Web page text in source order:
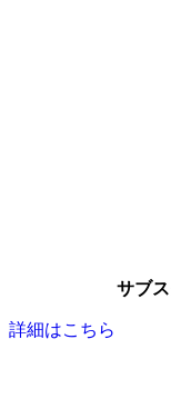
サブ
詳細はこちら